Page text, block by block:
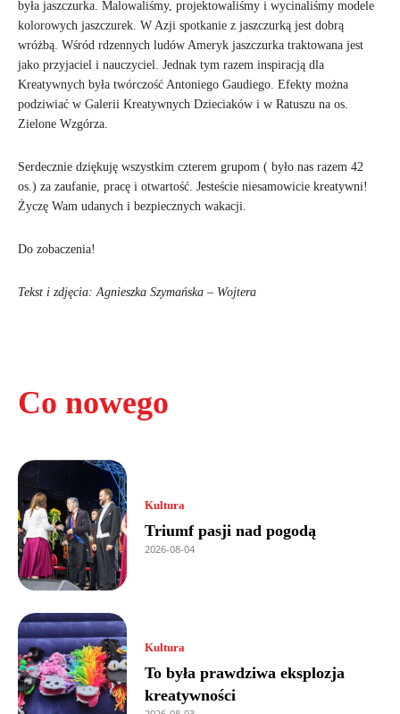
Co nowego
Kultura
Triumf pasji nad pogodą
2026-08-04
Kultura
To była prawdziwa eksplozja
kreatywności
była jaszczurka. Malowaliśmy, projektowaliśmy i wycinaliśmy modele
kolorowych jaszczurek. W Azji spotkanie z jaszczurką jest dobrą
wróżbą. Wśród rdzennych ludów Ameryk jaszczurka traktowana jest
jako przyjaciel i nauczyciel. Jednak tym razem inspiracją dla
Kreatywnych była twórczość Antoniego Gaudiego. Efekty można
podziwiać w Galerii Kreatywnych Dzieciaków i w Ratuszu na os.
Zielone Wzgórza.
Serdecznie dziękuję wszystkim czterem grupom ( było nas razem 42
os.) za zaufanie, pracę i otwartość. Jesteście niesamowicie kreatywni!
Życzę Wam udanych i bezpiecznych wakacji.
Do zobaczenia!
Tekst i zdjęcia: Agnieszka Szymańska – Wojtera